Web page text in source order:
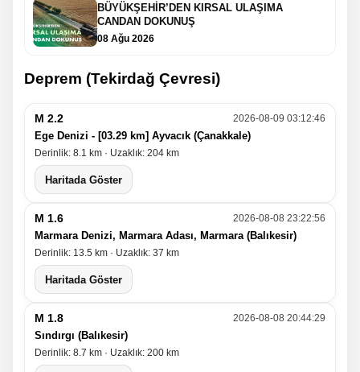
BÜYÜKŞEHİR’DEN KIRSAL ULAŞIMA
CANDAN DOKUNUŞ
08 Ağu 2026
Deprem (Tekirdağ Çevresi)
M 2.2 2026-08-09 03:12:46
Ege Denizi - [03.29 km] Ayvacık (Çanakkale)
Derinlik: 8.1 km · Uzaklık: 204 km
Haritada Göster
M 1.6 2026-08-08 23:22:56
Marmara Denizi, Marmara Adası, Marmara (Balıkesir)
Derinlik: 13.5 km · Uzaklık: 37 km
Haritada Göster
M 1.8 2026-08-08 20:44:29
Sındırgı (Balıkesir)
Derinlik: 8.7 km · Uzaklık: 200 km